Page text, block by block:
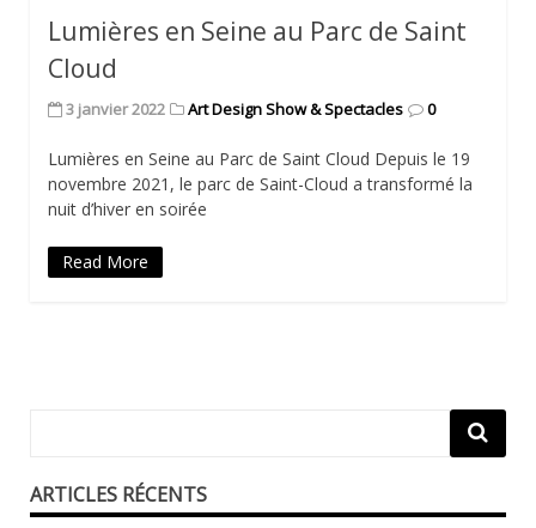
Lumières en Seine au Parc de Saint
Cloud
3 janvier 2022 Art Design Show & Spectacles 0
Lumières en Seine au Parc de Saint Cloud Depuis le 19
novembre 2021, le parc de Saint-Cloud a transformé la
nuit d’hiver en soirée
Read More
ARTICLES RÉCENTS